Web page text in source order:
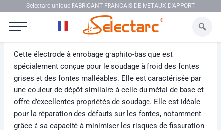
Aller au contenuSelectarc unique FABRICANT FRANCAIS DE METAUX D'APPORT
Cette électrode à enrobage graphito-basique est
spécialement conçue pour le soudage à froid des fontes
grises et des fontes malléables. Elle est caractérisée par
une couleur de dépôt similaire à celle du métal de base et
offre d’excellentes propriétés de soudage. Elle est idéale
pour la réparation des défauts sur les fontes, notamment
grâce à sa capacité à minimiser les risques de fissuration